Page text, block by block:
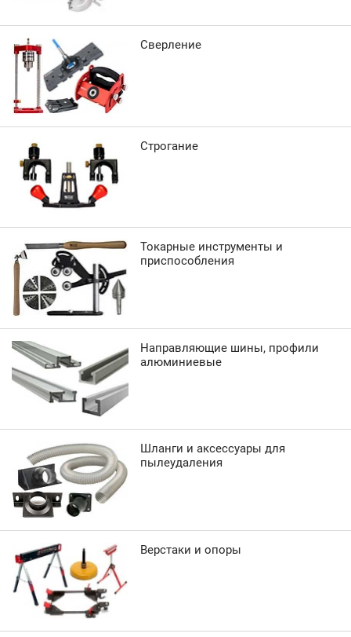
Сверление
Строгание
Токарные инструменты и
приспособления
Направляющие шины, профили
алюминиевые
Шланги и аксессуары для
пылеудаления
Верстаки и опоры